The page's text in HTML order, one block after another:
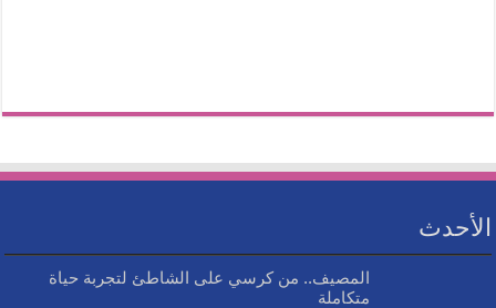
الأحدث
المصيف.. من كرسي على الشاطئ لتجربة حياة
متكاملة